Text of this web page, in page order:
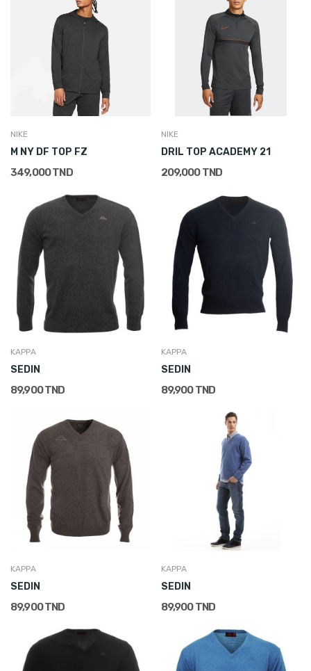
NIKE
M NY DF TOP FZ
349,000 TND
NIKE
DRIL TOP ACADEMY 21
209,000 TND
KAPPA
SEDIN
89,900 TND
KAPPA
SEDIN
89,900 TND
KAPPA
SEDIN
89,900 TND
KAPPA
SEDIN
89,900 TND